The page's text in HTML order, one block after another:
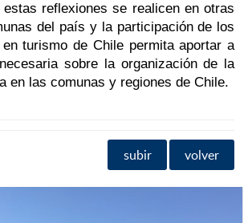
estas reflexiones se realicen en otras
del país y la participación de los
turismo de Chile permita aportar a
sobre la organización de la
en las comunas y regiones de Chile.
subir volver